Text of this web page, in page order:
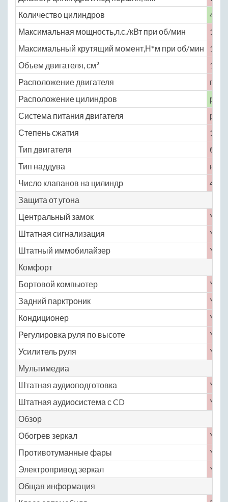
Количество цилиндров
4
Максимальная мощность,л.с./кВт при об/мин
109
Максимальный крутящий момент,Н*м при об/мин
140
Объем двигателя, см³
1497
Расположение двигателя
Расположение цилиндров
Система питания двигателя
Степень сжатия
10.5
Тип двигателя
Тип наддува
нет
Число клапанов на цилиндр
4
Защита от угона
Центральный замок
Yes
Штатная сигнализация
Yes
Штатный иммобилайзер
Yes
Комфорт
Бортовой компьютер
Yes
Задний парктроник
Yes
Кондиционер
Yes
Регулировка руля по высоте
Yes
Усилитель руля
Yes
Мультимедиа
Штатная аудиоподготовка
Yes
Штатная аудиосистема с CD
Yes
Обзор
Обогрев зеркал
Yes
Противотуманные фары
Yes
Электропривод зеркал
Yes
Общая информация